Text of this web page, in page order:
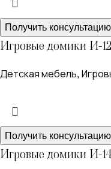
Получить консультацию
Игровые домики И-12
Детская мебель,
Получить консультацию
Игровые домики И-14